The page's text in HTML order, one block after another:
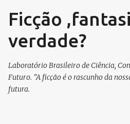
Pular para o
Ficção
verdade?
Laboratório Brasileiro de Ciência,
Futuro. "A ficção é o rascunho da
futura.